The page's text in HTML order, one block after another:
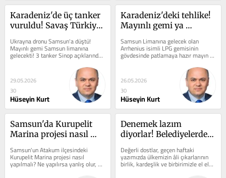
Karadeniz'de üç tanker
vuruldu! Savaş Türkiye
Ukrayna dronu Samsun'a düştü!
Mayınlı gemi Samsun limanına
gelecekti! 3 tanker Sinop açıklarında
hedef alınarak vuruldu! Samsun
29.05.2026
30
Hüseyin Kurt
Karadeniz'deki tehlike!
Mayınlı gemi ya
patlasaydı!
Samsun Limanına gelecek olan
Arrhenius isimli LPG gemisinin
gövdesinde patlamaya hazır mayın
bulunması olayını köşe yazısına
26.05.2026
30
Hüseyin Kurt
Samsun'da Kurupelit
Marina projesi nasıl
Samsun'un Atakum ilçesindeki
Kurupelit Marina projesi nasıl
yapılmalı? Ne yapılırsa yanlış olur,
Kurupelit Marina nasıl kurtarılır?...
Denemek lazım
diyorlar! Belediyelerde
Değerli dostlar, geçen haftaki
yazımızda ülkemizin âli çıkarlarının
birlik, kardeşlik ve birbirimizle el ele
olmaktan geçtiğini yazdım....